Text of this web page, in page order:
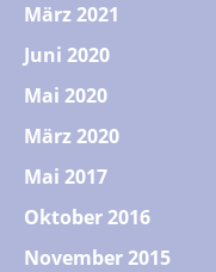
März 2021
Juni 2020
Mai 2020
März 2020
Mai 2017
Oktober 2016
November 2015